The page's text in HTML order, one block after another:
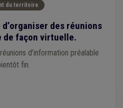
du territoire
des réunions
de façon virtuelle.
d’information préalable
fin.